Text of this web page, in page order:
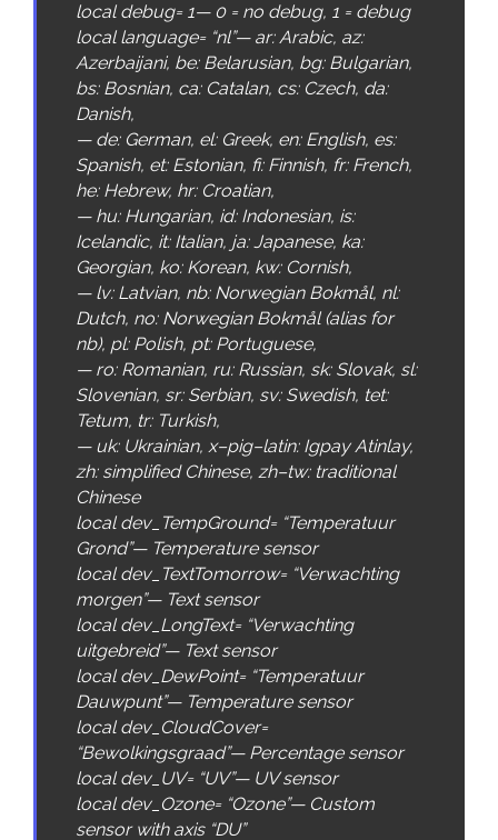
local debug= 1— 0= no debug, 1 = debug
local language= “nl”— ar: Arabic, az:
Azerbaijani, be: Belarusian, bg: Bulgarian,
bs: Bosnian, ca: Catalan, cs: Czech, da:
Danish,
— de: German, el: Greek, en: English, es:
Spanish, et: Estonian, fi: Finnish, fr: French,
he: Hebrew, hr: Croatian,
— hu: Hungarian, id: Indonesian, is:
Icelandic, it: Italian, ja: Japanese, ka:
Georgian, ko: Korean, kw: Cornish,
— lv: Latvian, nb: Norwegian Bokmål, nl:
Dutch, no: Norwegian Bokmål (alias for
nb), pl: Polish, pt: Portuguese,
— ro: Romanian, ru: Russian, sk: Slovak, sl:
Slovenian, sr: Serbian, sv: Swedish, tet:
Tetum, tr: Turkish,
— uk: Ukrainian, x–pig–latin: IgpayAtinlay,
zh: simplified Chinese, zh–tw: traditional
Chinese
local dev_TempGround= “Temperatuur
Grond”— Temperature sensor
local dev_TextTomorrow= “Verwachting
morgen”— Textsensor
local dev_LongText= “Verwachting
uitgebreid”— Textsensor
local dev_DewPoint= “Temperatuur
Dauwpunt”— Temperature sensor
local dev_CloudCover=
“Bewolkingsgraad”— Percentage sensor
local dev_UV= “UV”— UVsensor
local dev_Ozone= “Ozone”— Custom
sensor with axis “DU”